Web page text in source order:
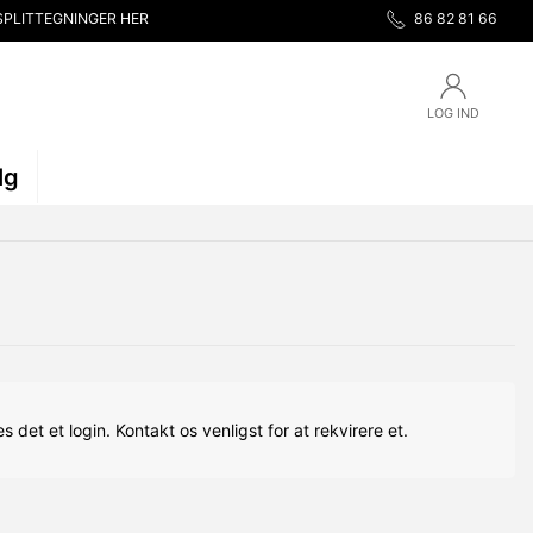
HER 86 82 81 66
LOG IND
det et login. Kontakt os venligst for at rekvirere et.